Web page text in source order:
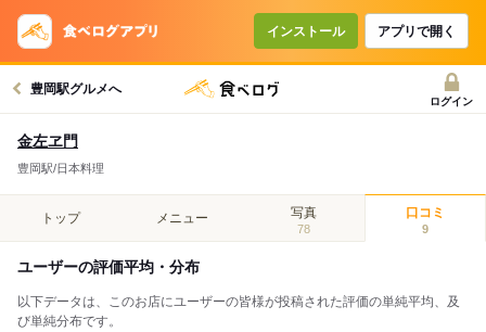
インストール アプリで開く
豊岡駅グルメへ
ログイン
金左ヱ門
豊岡駅/日本料理
トップ メニュー 写真
78
口コミ
9
ユーザーの評価平均・分布
以下データは、このお店にユーザーの皆様が投稿された評価の単純平均、及
び単純分布です。